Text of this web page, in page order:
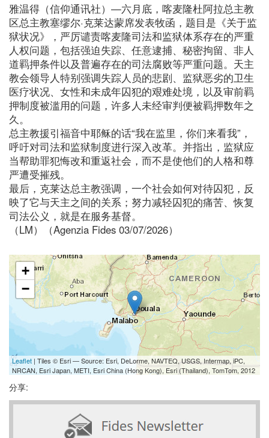
雅温得（信仰通讯社）—六月底，喀麦隆杜阿拉总主教
区总主教塞缪尔·克莱达蒙席发表牧函，题目是《关于监
狱状况》，严厉谴责喀麦隆司法和监狱体系存在的严重
人权问题，包括强迫失踪、任意逮捕、秘密拘留、非人
道羁押条件以及普遍存在的司法腐败等严重问题。天主
教会领导人特别强调失踪人员的悲剧、监狱恶劣的卫生
医疗状况、女性和未成年囚犯的艰难处境，以及审前羁
押制度被滥用的问题，许多人未经审判便被羁押数年之
久。
总主教援引福音中耶稣的话“我在监里，你们来看我”，
呼吁对司法和监狱制度进行深入改革。并指出，监狱应
当帮助罪犯悔改和重返社会，而不是使他们的人格和尊
严遭受摧残。
最后，克莱达总主教强调，一个社会如何对待囚犯，反
映了它与天主之间的关系；努力减轻囚犯的痛苦、恢复
司法公义，就是在服务基督。
（LM）（Agenzia Fides 03/07/2026）
+
−
Leaflet | Tiles © Esri — Source: Esri, DeLorme, NAVTEQ, USGS, Intermap, iPC,
NRCAN, Esri Japan, METI, Esri China (Hong Kong), Esri (Thailand), TomTom, 2012
分享: